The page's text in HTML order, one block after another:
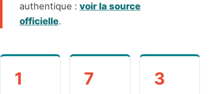
authentique : voir la source
officielle.
1 7 3